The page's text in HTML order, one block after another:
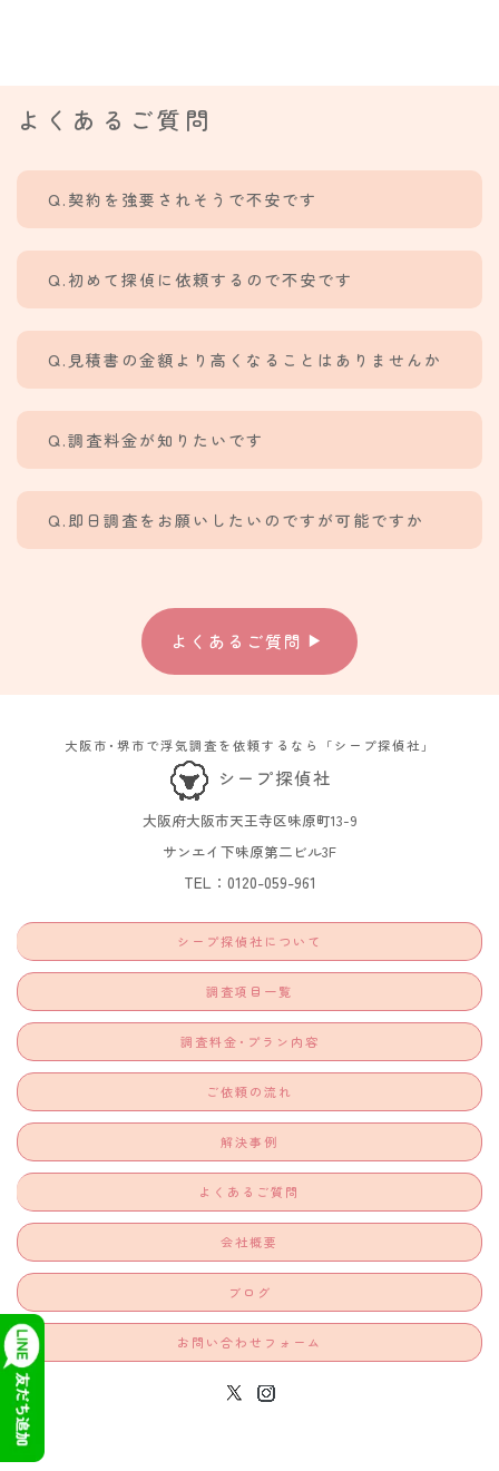
よくあるご質問
Q.契約を強要されそうで不安です
Q.初めて探偵に依頼するので不安です
Q.見積書の金額より高くなることはありませんか
Q.調査料金が知りたいです
Q.即日調査をお願いしたいのですが可能ですか
よくあるご質問
大阪市･堺市で浮気調査を依頼するなら「シープ探偵社」
シープ探偵社
大阪府大阪市天王寺区味原町13-9​
サンエイ下味原第二ビル3F​
TEL：0120-059-961
シープ探偵社について
調査項目一覧
調査料金･プラン内容
ご依頼の流れ
解決事例
よくあるご質問
会社概要
ブログ
お問い合わせフォーム